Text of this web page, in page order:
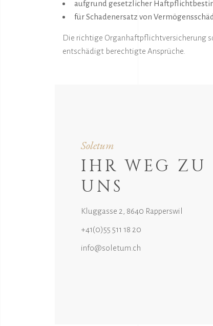
aufgrund gesetzlicher
für Schadenersatz von
Die richtige Organhaftpflichtversicherung
entschädigt berechtigte Ansprüche.
Soletum
IHR WEG ZU
UNS
Kluggasse 2, 8640 Rapperswil
+41(0)55 511 18 20
info@soletum.ch